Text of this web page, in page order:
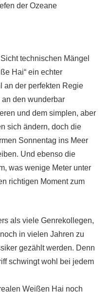
der Ozeane
technischen Mängel
Hai“ ein echter
an der perfekten Regie
den wunderbar
und dem simplen, aber
sich ändern, doch die
Sonnentag ins Meer
Und ebenso die
was wenige Meter unter
richtigen Moment zum
als viele Genrekollegen,
in vielen Jahren zu
gezählt werden. Denn
schwingt wohl bei jedem
Weißen Hai noch